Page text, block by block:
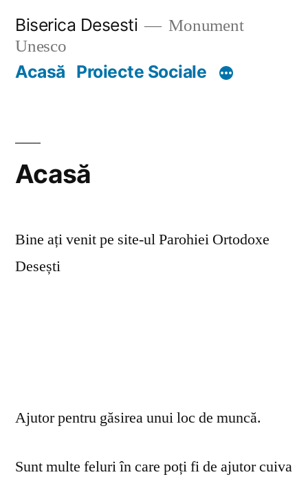
content
Biserica Desesti
Monument
Unesco
Acasă Proiecte Sociale
Acasă
Bine ați venit pe site-ul Parohiei Ortodoxe
Desești
Ajutor pentru găsirea unui loc de muncă.
Sunt multe feluri în care poți fi de ajutor cuiva